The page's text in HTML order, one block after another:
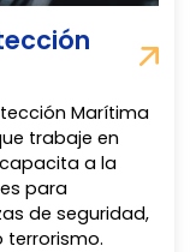
Marítima
trabaje en
a la
para
de seguridad,